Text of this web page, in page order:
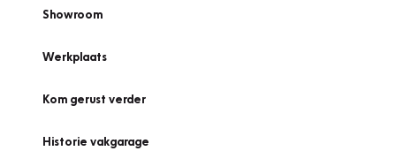
Showroom
Werkplaats
Kom gerust verder
Historie vakgarage